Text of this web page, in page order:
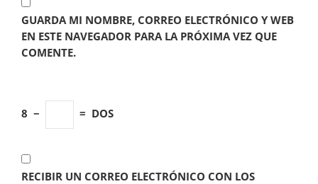
GUARDA MI NOMBRE, CORREO ELECTRÓNICO Y WEB
EN ESTE NAVEGADOR PARA LA PRÓXIMA VEZ QUE
COMENTE.
8 − = DOS
RECIBIR UN CORREO ELECTRÓNICO CON LOS